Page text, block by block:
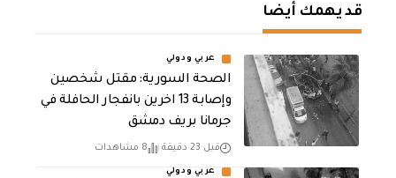
قد يهمك أيضا
عربي ودولي
الصحة السورية: مقتل شخصين
وإصابة 13 اخرين بانفجار الحافلة في
جرمانا بريف دمشق
قبل 23 دقيقة 8 مشاهدات
عربي ودولي